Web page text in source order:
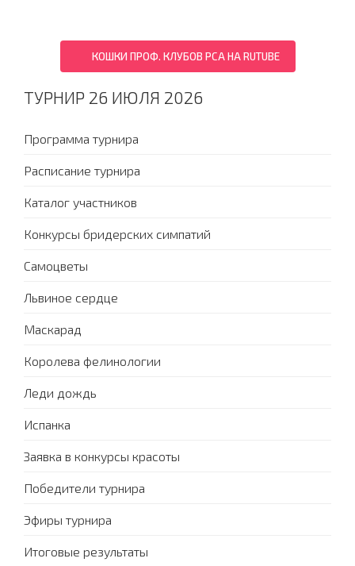
КОШКИ ПРОФ. КЛУБОВ PCA НА RUTUBE
ТУРНИР 26 ИЮЛЯ 2026
Программа турнира
Расписание турнира
Каталог участников
Конкурсы бридерских симпатий
Самоцветы
Львиное сердце
Маскарад
Королева фелинологии
Леди дождь
Испанка
Заявка в конкурсы красоты
Победители турнира
Эфиры турнира
Итоговые результаты